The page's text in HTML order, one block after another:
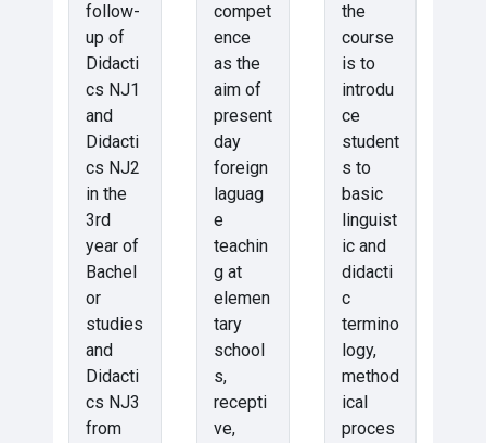
follow-
up of
Didacti
cs NJ1
and
Didacti
cs NJ2
in the
3rd
year of
Bachel
or
studies
and
Didacti
cs NJ3
from
compet
ence
as the
aim of
present
day
foreign
laguag
e
teachin
g at
elemen
tary
school
s,
recepti
ve,
the
course
is to
introdu
ce
student
s to
basic
linguist
ic and
didacti
c
termino
logy,
method
ical
proces